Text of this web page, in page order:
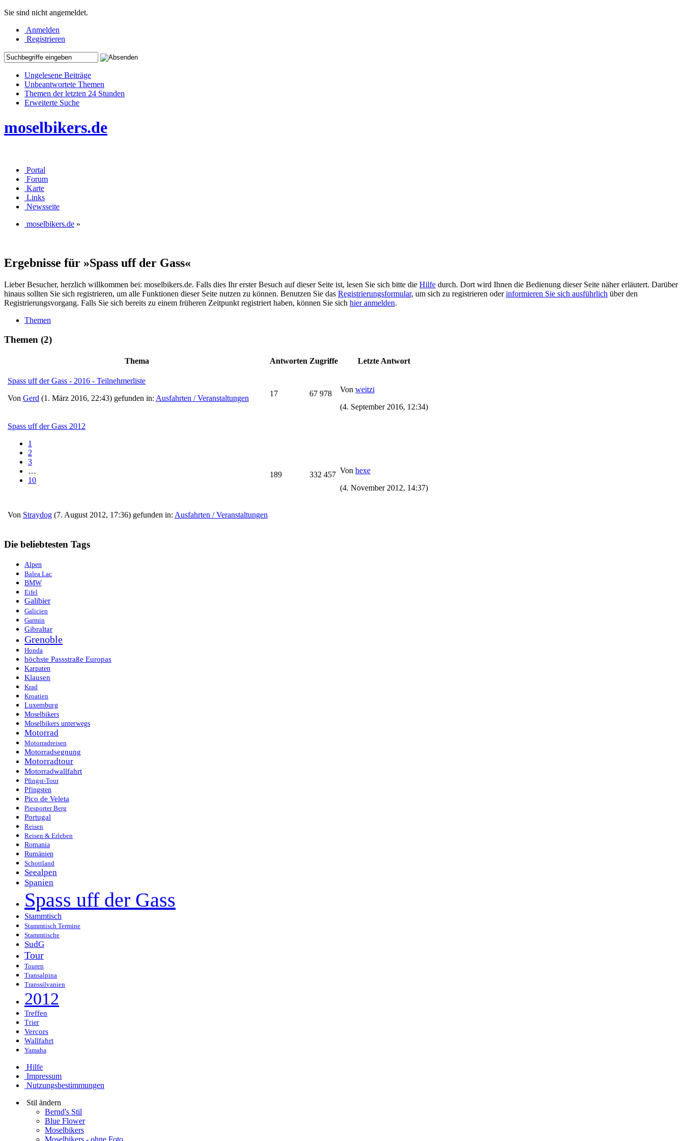
Sie sind nicht angemeldet.
Anmelden
Registrieren
Ungelesene Beiträge
Unbeantwortete Themen
Themen der letzten 24 Stunden
Erweiterte Suche
moselbikers.de
Portal
Forum
Karte
Links
Newsseite
moselbikers.de »
Ergebnisse für »Spass uff der Gass«
Lieber Besucher, herzlich willkommen bei: moselbikers.de. Falls dies Ihr erster Besuch auf dieser Seite ist, lesen Sie sich bitte die Hilfe durch. Dort wird Ihnen die Bedienung dieser Seite näher erläutert. Darüber
hinaus sollten Sie sich registrieren, um alle Funktionen dieser Seite nutzen zu können. Benutzen Sie das Registrierungsformular, um sich zu registrieren oderinformieren Sie sich ausführlich über den
Registrierungsvorgang. Falls Sie sich bereits zu einem früheren Zeitpunkt registriert haben, können Sie sich hier anmelden.
Themen
Themen (2)
Thema Antworten Zugriffe Letzte Antwort
Spass uff der Gass - 2016 - Teilnehmerliste
Von Gerd (1. März 2016, 22:43) gefunden in: Ausfahrten / Veranstaltungen
17 67 978 Von weitzi
(4. September 2016, 12:34)
Spass uff der Gass 2012
1
2
3
…
10
Von Straydog (7. August 2012, 17:36) gefunden in: Ausfahrten / Veranstaltungen
189 332 457 Von hexe
(4. November 2012, 14:37)
Die beliebtesten Tags
Alpen
Balea Lac
BMW
Eifel
Galibier
Galicien
Garmin
Gibraltar
Grenoble
Honda
höchste Passstraße Europas
Karpaten
Klausen
Krad
Kroatien
Luxemburg
Moselbikers
Moselbikers unterwegs
Motorrad
Motorradreisen
Motorradsegnung
Motorradtour
Motorradwallfahrt
Pfingst-Tour
Pfingsten
Pico de Veleta
Piesporter Berg
Portugal
Reisen
Reisen & Erleben
Romania
Rumänien
Schottland
Seealpen
Spanien
Spass uff der Gass
Stammtisch
Stammtisch Termine
Stammtische
SudG
Tour
Touren
Transalpina
Transsilvanien
2012
Treffen
Trier
Vercors
Wallfahrt
Yamaha
Hilfe
Impressum
Nutzungsbestimmungen
Stil ändern
Bernd's Stil
Blue Flower
Moselbikers
Moselbikers - ohne Foto